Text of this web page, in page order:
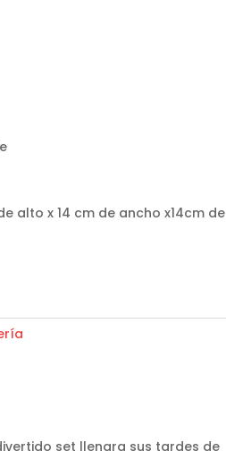
alto x 14 cm de ancho x14cm de
set llenara sus tardes de